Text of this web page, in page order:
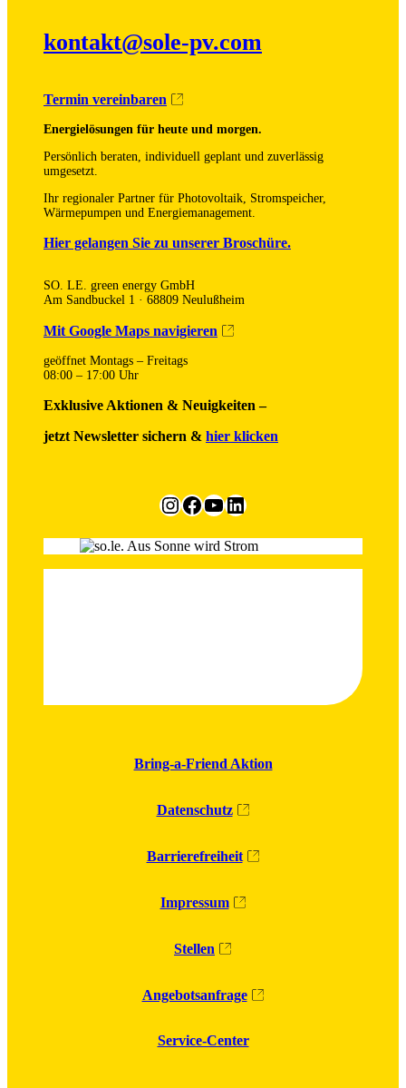
kontakt@sole-pv.com
Termin vereinbaren
Energielösungen für heute und morgen.
Persönlich beraten, individuell geplant und zuverlässig
umgesetzt.
Ihr regionaler Partner für Photovoltaik, Stromspeicher,
Wärmepumpen und Energiemanagement.
Hier gelangen Sie zu unserer Broschüre.
SO. LE. green energy GmbH
Am Sandbuckel 1 · 68809 Neulußheim
Mit Google Maps navigieren
geöffnet Montags – Freitags
08:00 – 17:00 Uhr
Exklusive Aktionen & Neuigkeiten –
jetzt Newsletter sichern & hier klicken
InstagramFacebook YouTube LinkedIn
Bring-a-Friend Aktion
Datenschutz
Barrierefreiheit
Impressum
Stellen
Angebotsanfrage
Service-Center